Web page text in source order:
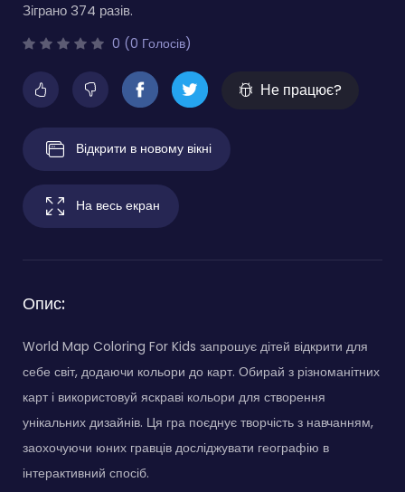
Зіграно 374 разів.
0 (0 Голосів)
Не працює?
Відкрити в новому вікні
На весь екран
Опис:
World Map Coloring For Kids запрошує дітей відкрити для
себе світ, додаючи кольори до карт. Обирай з різноманітних
карт і використовуй яскраві кольори для створення
унікальних дизайнів. Ця гра поєднує творчість з навчанням,
заохочуючи юних гравців досліджувати географію в
інтерактивний спосіб.